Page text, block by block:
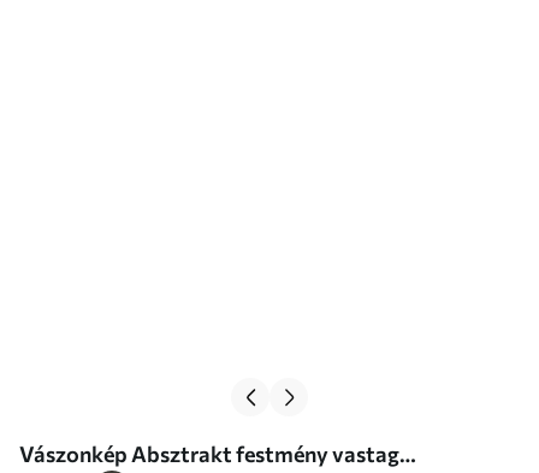
Vászonkép Absztrakt festmény vastag